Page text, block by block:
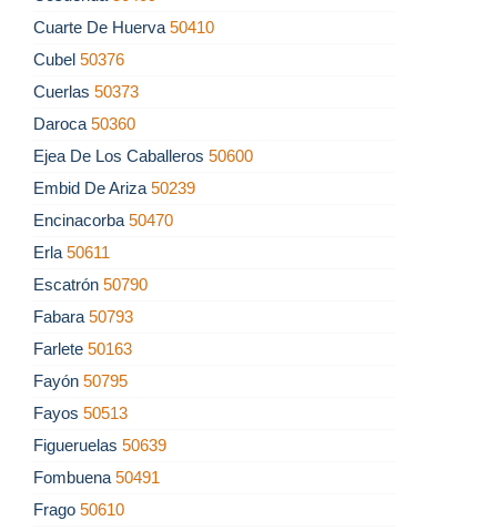
Cuarte De Huerva 50410
Cubel 50376
Cuerlas 50373
Daroca 50360
Ejea De Los Caballeros 50600
Embid De Ariza 50239
Encinacorba 50470
Erla 50611
Escatrón 50790
Fabara 50793
Farlete 50163
Fayón 50795
Fayos 50513
Figueruelas 50639
Fombuena 50491
Frago 50610